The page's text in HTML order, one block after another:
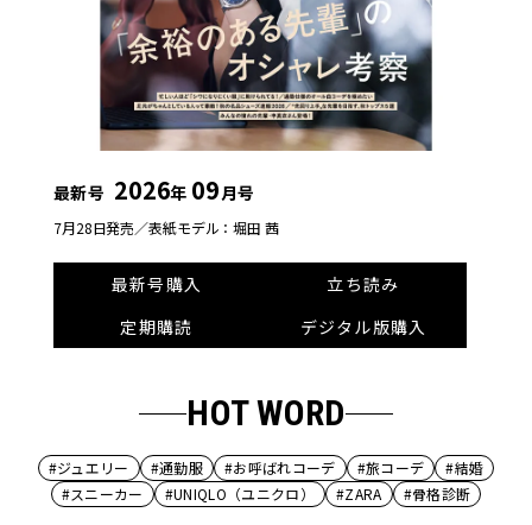
最新号 2026年 09月号
7月28日発売／表紙モデル：堀田 茜
最新号購入
立ち読み
定期購読
デジタル版購入
HOT WORD
#ジュエリー #通勤服 #お呼ばれコーデ #旅コーデ
#結婚
#スニーカー
#UNIQLO（ユニクロ） #ZARA #骨格診断